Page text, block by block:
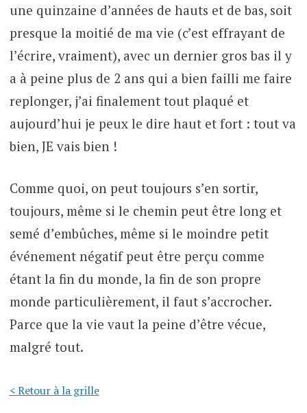
une quinzaine d’années de hauts et de bas, soit
presque la moitié de ma vie (c’est effrayant de
l’écrire, vraiment), avec un dernier gros bas il y
a à peine plus de 2 ans qui a bien failli me faire
replonger, j’ai finalement tout plaqué et
aujourd’hui je peux le dire haut et fort : tout va
bien, JE vais bien !
Comme quoi, on peut toujours s’en sortir,
toujours, même si le chemin peut être long et
semé d’embûches, même si le moindre petit
événement négatif peut être perçu comme
étant la fin du monde, la fin de son propre
monde particulièrement, il faut s’accrocher.
Parce que la vie vaut la peine d’être vécue,
malgré tout.
< Retour à la grille